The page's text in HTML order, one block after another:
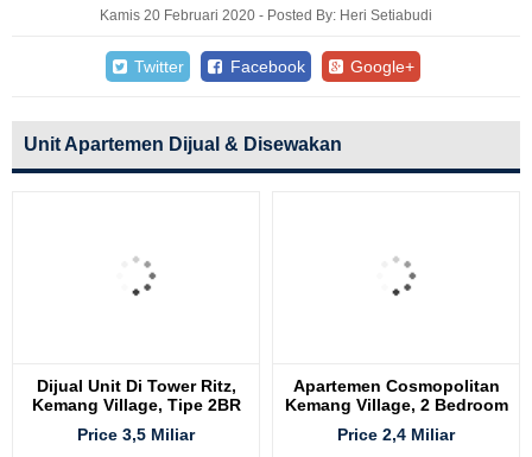
Kamis 20 Februari 2020 - Posted By: Heri Setiabudi
Twitter Facebook Google+
Unit Apartemen Dijual & Disewakan
Dijual Unit Di Tower Ritz,
Kemang Village, Tipe 2BR
Price 3,5 Miliar
Apartemen Cosmopolitan
Kemang Village, 2 Bedroom
Price 2,4 Miliar